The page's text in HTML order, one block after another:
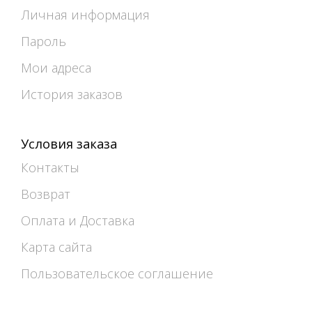
Личная информация
Пароль
Мои адреса
История заказов
Условия заказа
Контакты
Возврат
Оплата и Доставка
Карта сайта
Пользовательское соглашение